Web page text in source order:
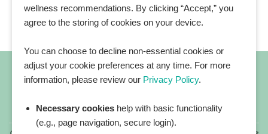
All blog posts
wellness recommendations. By clicking “Accept,” you
agree to the storing of cookies on your device.
You can choose to decline non-essential cookies or
adjust your cookie preferences at any time. For more
information, please review our Privacy Policy.
Necessary cookies help with basic functionality
(e.g., page navigation, secure login).